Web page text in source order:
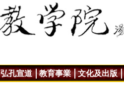
弘孔宣道 教育事業 文化及出版